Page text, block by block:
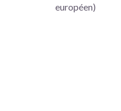
européen)